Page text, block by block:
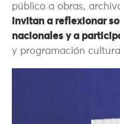
público a obras,
invitan a reflexionar
nacionales y a
y programación